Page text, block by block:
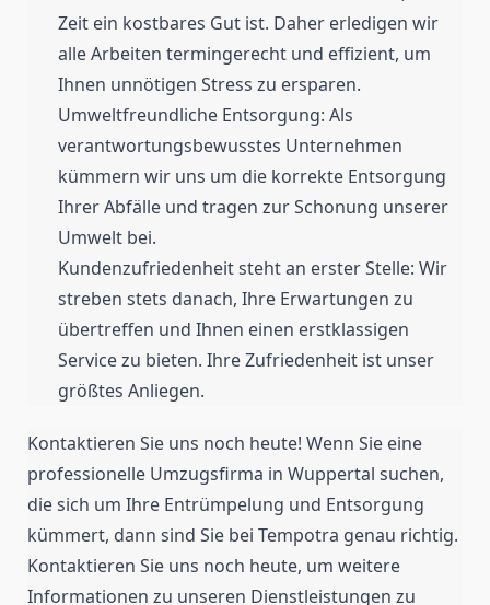
Zeit ein kostbares Gut ist. Daher erledigen wir
alle Arbeiten termingerecht und effizient, um
Ihnen unnötigen Stress zu ersparen.
Umweltfreundliche Entsorgung: Als
verantwortungsbewusstes Unternehmen
kümmern wir uns um die korrekte Entsorgung
Ihrer Abfälle und tragen zur Schonung unserer
Umwelt bei.
Kundenzufriedenheit steht an erster Stelle: Wir
streben stets danach, Ihre Erwartungen zu
übertreffen und Ihnen einen erstklassigen
Service zu bieten. Ihre Zufriedenheit ist unser
größtes Anliegen.
Kontaktieren Sie uns noch heute! Wenn Sie eine
professionelle Umzugsfirma in Wuppertal suchen,
die sich um Ihre Entrümpelung und Entsorgung
kümmert, dann sind Sie bei Tempotra genau richtig.
Kontaktieren Sie uns noch heute, um weitere
Informationen zu unseren Dienstleistungen zu